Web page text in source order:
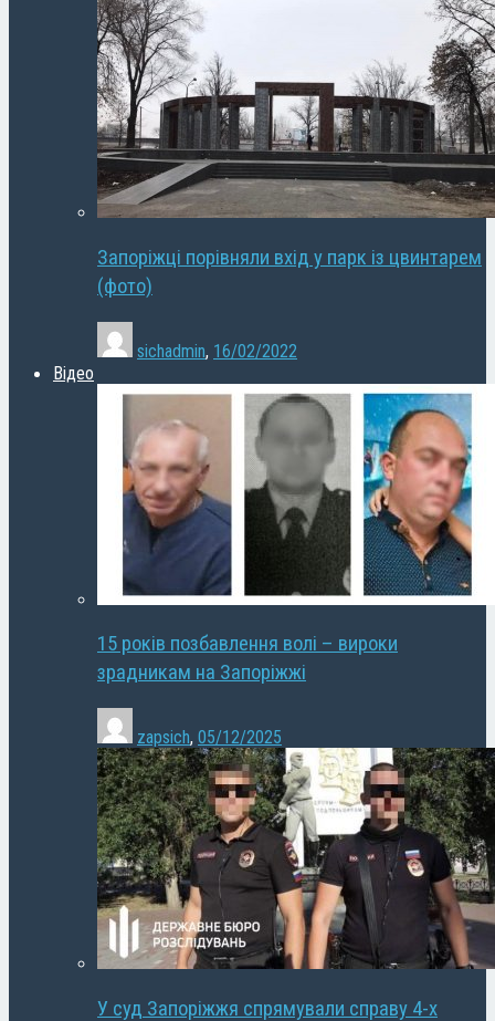
Запоріжці порівняли вхід у парк із цвинтарем
(фото)
sichadmin, 16/02/2022
Відео
15 років позбавлення волі – вироки
зрадникам на Запоріжжі
zapsich, 05/12/2025
У суд Запоріжжя спрямували справу 4-х